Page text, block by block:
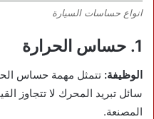
انواع حساسات السيارة
1. حساس الحرارة
الوظيفة: تتمثل مهمة حساس
سائل تبريد المحرك لا تتجاوز
المصنعة.